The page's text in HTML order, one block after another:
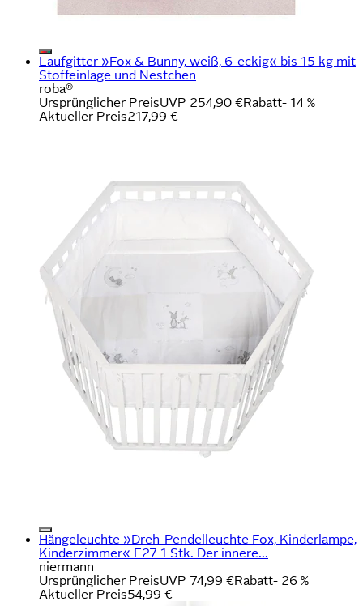
Laufgitter »Fox & Bunny, weiß, 6-eckig« bis 15 kg mit
Stoffeinlage und Nestchen
roba®
Ursprünglicher PreisUVP 254,90 €Rabatt- 14 %
Aktueller Preis217,99 €
Hängeleuchte »Dreh-Pendelleuchte Fox, Kinderlampe,
Kinderzimmer« E27 1 Stk. Der innere...
niermann
Ursprünglicher PreisUVP 74,99 €Rabatt- 26 %
Aktueller Preis54,99 €